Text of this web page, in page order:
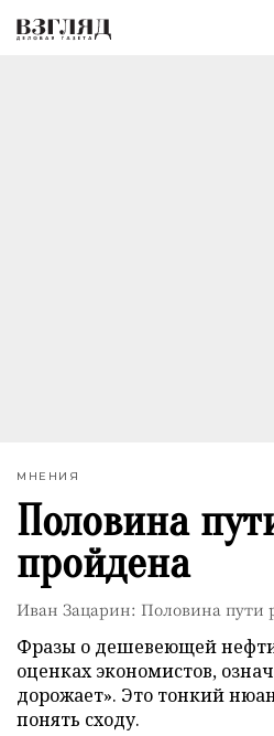
МНЕНИЯ
Половина
пройдена
Иван Зацарин: Половина пути
Фразы о дешевеющей
оценках экономистов,
дорожает». Это тонкий
понять сходу.